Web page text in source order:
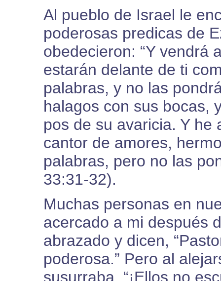
Al pueblo de Israel le
poderosas predicas de
obedecieron: “Y vendrá
estarán delante de ti
palabras, y no las
halagos con sus bocas,
pos de su avaricia. Y
cantor de amores,
palabras, pero no las
33:31-32).
Muchas personas en
acercado a mi después
abrazado y dicen,
poderosa.” Pero al
susurraba, “¡Ellos no